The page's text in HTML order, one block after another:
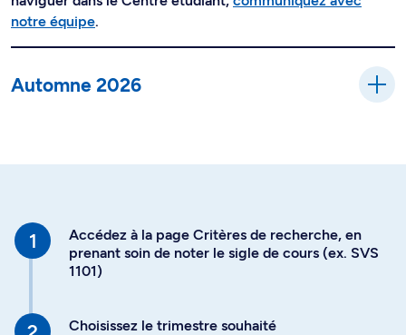
notre équipe.
Automne 2026
Accédez à la page Critères de recherche, en
prenant soin de noter le sigle de cours (ex. SVS
1101)
Choisissez le trimestre souhaité